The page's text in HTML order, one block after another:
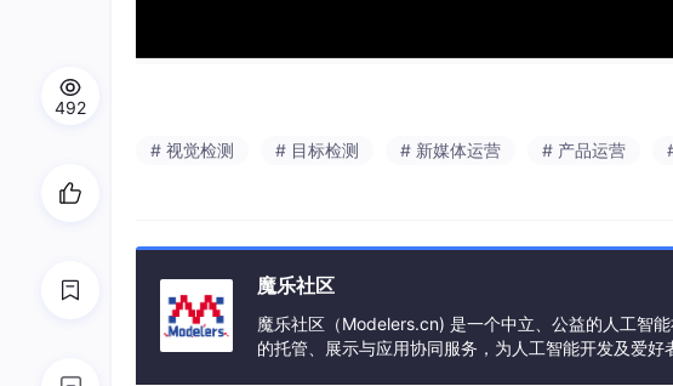
# 视觉检测 # 目标检测 # 新媒体运营 # 产品运营
魔乐社区
魔乐社区（Modelers.cn) 是一个中立、公益的人工智
的托管、展示与应用协同服务，为人工智能开发及爱
492